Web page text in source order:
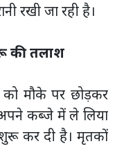
रखी जा रही है।
की तलाश
मौके पर छोड़कर
अपने कब्जे में ले लिया
कर दी है। मृतकों